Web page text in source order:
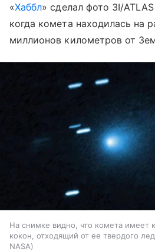
«Хаббл» сделал фото 3I/
когда комета находилась на
миллионов километров от
На снимке видно, что комета имеет
кокон, отходящий от ее твердого
NASA